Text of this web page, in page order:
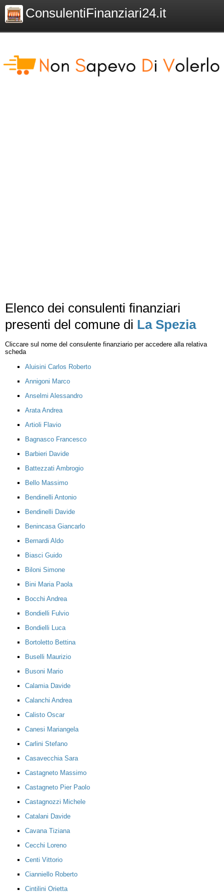
ConsulentiFinanziari24.it
Elenco dei consulenti finanziari
presenti del comune di La Spezia
Cliccare sul nome del consulente finanziario per accedere alla relativa
scheda
Aluisini Carlos Roberto
Annigoni Marco
Anselmi Alessandro
Arata Andrea
Artioli Flavio
Bagnasco Francesco
Barbieri Davide
Battezzati Ambrogio
Bello Massimo
Bendinelli Antonio
Bendinelli Davide
Benincasa Giancarlo
Bernardi Aldo
Biasci Guido
Biloni Simone
Bini Maria Paola
Bocchi Andrea
Bondielli Fulvio
Bondielli Luca
Bortoletto Bettina
Buselli Maurizio
Busoni Mario
Calamia Davide
Calanchi Andrea
Calisto Oscar
Canesi Mariangela
Carlini Stefano
Casavecchia Sara
Castagneto Massimo
Castagneto Pier Paolo
Castagnozzi Michele
Catalani Davide
Cavana Tiziana
Cecchi Loreno
Centi Vittorio
Cianniello Roberto
Cintilini Orietta